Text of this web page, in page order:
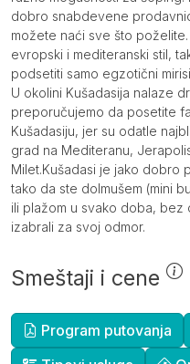
dobro snabdevene
možete naći sve što
evropski i mediteranski stil,
podsetiti samo egzotični
U okolini Kušadasija nalaze
preporučujemo da posetite
Kušadasiju, jer su odatle
grad na Mediteranu,
Milet.Kušadasi je jako dobro
tako da ste dolmušem (mini
ili plažom u svako doba, bez
izabrali za svoj odmor.
Smeštaji i cene
Dopunske
Program putovanja